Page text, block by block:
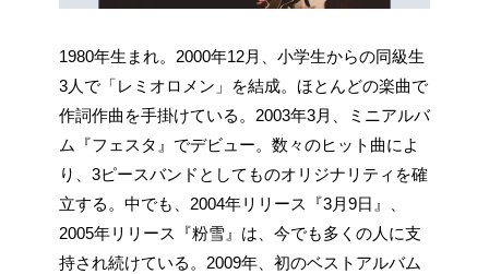
1980年生まれ。2000年12月、小学生からの同級生
3人で「レミオロメン」を結成。ほとんどの楽曲で
作詞作曲を手掛けている。2003年3月、ミニアルバ
ム『フェスタ』でデビュー。数々のヒット曲によ
り、3ピースバンドとしてものオリジナリティを確
立する。中でも、2004年リリース『3月9日』、
2005年リリース『粉雪』は、今でも多くの人に支
持され続けている。2009年、初のベストアルバム